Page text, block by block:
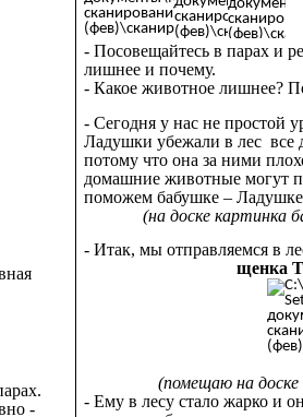
-
- Посовещайтесь в парах и
лишнее и почему.
- Какое животное лишнее?
- Сегодня у нас не простой
Ладушки убежали в лес
потому что она за ними
домашние животные могут
поможем бабушке – Ладушке
(на доске картинка
- Итак, мы отправляемся в
щенка
(помещаю на
- Ему в лесу стало жарко и